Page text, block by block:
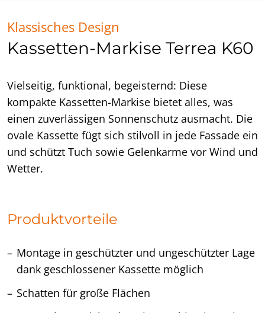
Klassisches Design
Kassetten-Markise Terrea K60
Vielseitig, funktional, begeisternd: Diese
kompakte Kassetten-Markise bietet alles, was
einen zuverlässigen Sonnenschutz ausmacht. Die
ovale Kassette fügt sich stilvoll in jede Fassade ein
und schützt Tuch sowie Gelenkarme vor Wind und
Wetter.
Produktvorteile
Montage in geschützter und ungeschützter Lage
dank geschlossener Kassette möglich
Schatten für große Flächen